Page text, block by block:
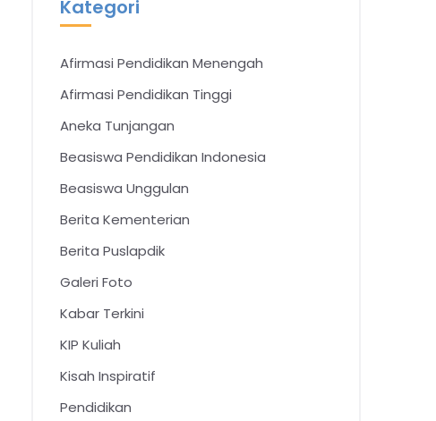
Kategori
Afirmasi Pendidikan Menengah
Afirmasi Pendidikan Tinggi
Aneka Tunjangan
Beasiswa Pendidikan Indonesia
Beasiswa Unggulan
Berita Kementerian
Berita Puslapdik
Galeri Foto
Kabar Terkini
KIP Kuliah
Kisah Inspiratif
Pendidikan